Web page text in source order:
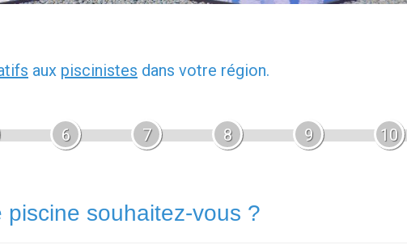
aux piscinistes dans votre région.
6 7 8 9 10
piscine souhaitez-vous ?